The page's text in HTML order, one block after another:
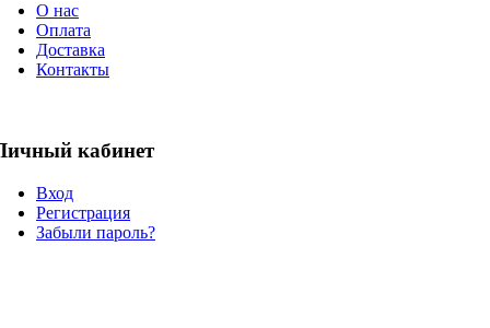
О нас
Оплата
Доставка
Контакты
кабинет
Вход
Регистрация
Забыли пароль?